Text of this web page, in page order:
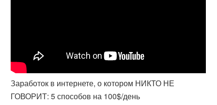
Заработок в интернете, о котором НИКТО НЕ
ГОВОРИТ: 5 способов на 100$/день